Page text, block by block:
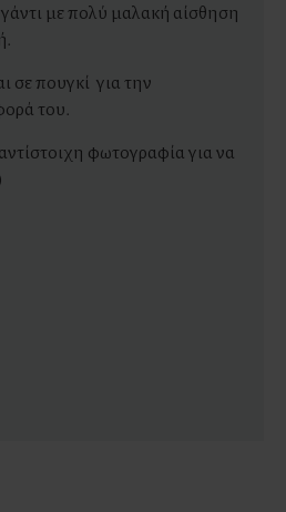
με πολύ μαλακή αίσθηση
σε πουγκί για την
του.
φωτογραφία για να